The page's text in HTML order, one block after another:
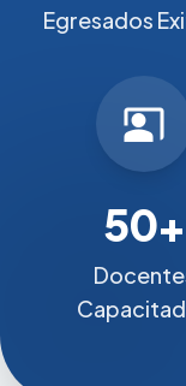
Egresados
co_present
50+